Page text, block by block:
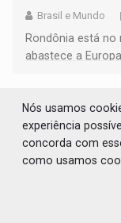
Brasil e Mundo
Rondônia está
abastece a
Nós usamos
experiência
concorda com
como usamos